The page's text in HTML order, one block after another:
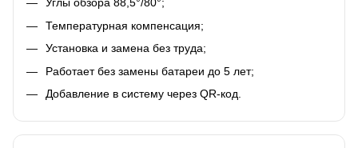
Углы обзора 88,5°/80°;
Температурная компенсация;
Установка и замена без труда;
Работает без замены батареи до 5 лет;
Добавление в систему через QR-код.